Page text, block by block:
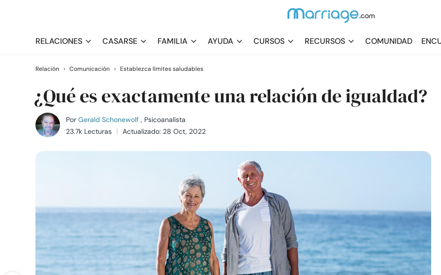
RELACIONES CASARSE FAMILIA AYUDA CURSOS RECURSOS COMUNIDAD
Relación › Comunicación › Establezca límites saludables
¿Qué es exactamente una relación de igualdad?
Por Gerald Schonewolf , Psicoanalista
23.7k Lecturas
Actualizado: 28 Oct, 2022